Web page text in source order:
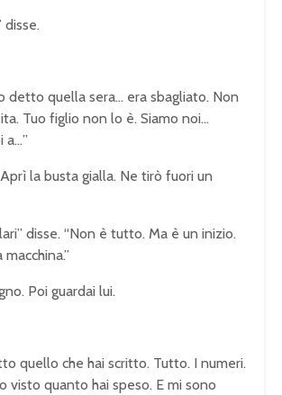
disse.
detto quella sera… era sbagliato. Non
Tuo figlio non lo è. Siamo noi…
a…”
la busta gialla. Ne tirò fuori un
disse. “Non è tutto. Ma è un inizio.
Poi guardai lui.
quello che hai scritto. Tutto. I numeri.
visto quanto hai speso. E mi sono